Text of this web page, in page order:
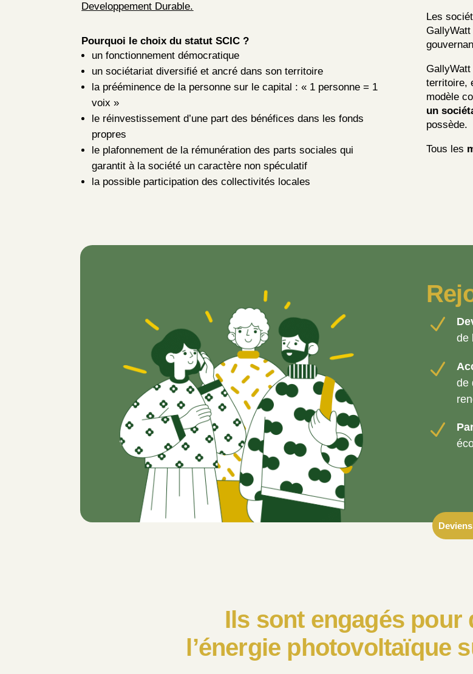
Developpement Durable.
Pourquoi le choix du statut SCIC ?
un fonctionnement démocratique
un sociétariat diversifié et ancré dans son territoire
la prééminence de la personne sur le capital : « 1 personne = 1
voix »
le réinvestissement d’une part des bénéfices dans les fonds
propres
le plafonnement de la rémunération des parts sociales qui
garantit à la société un caractère non spéculatif
la possible participation des collectivités locales
Les
territoire,
modèle
un
possède.
Tous les
N
de
N
de
N
Ils sont engagés pour
l’énergie photovoltaïque